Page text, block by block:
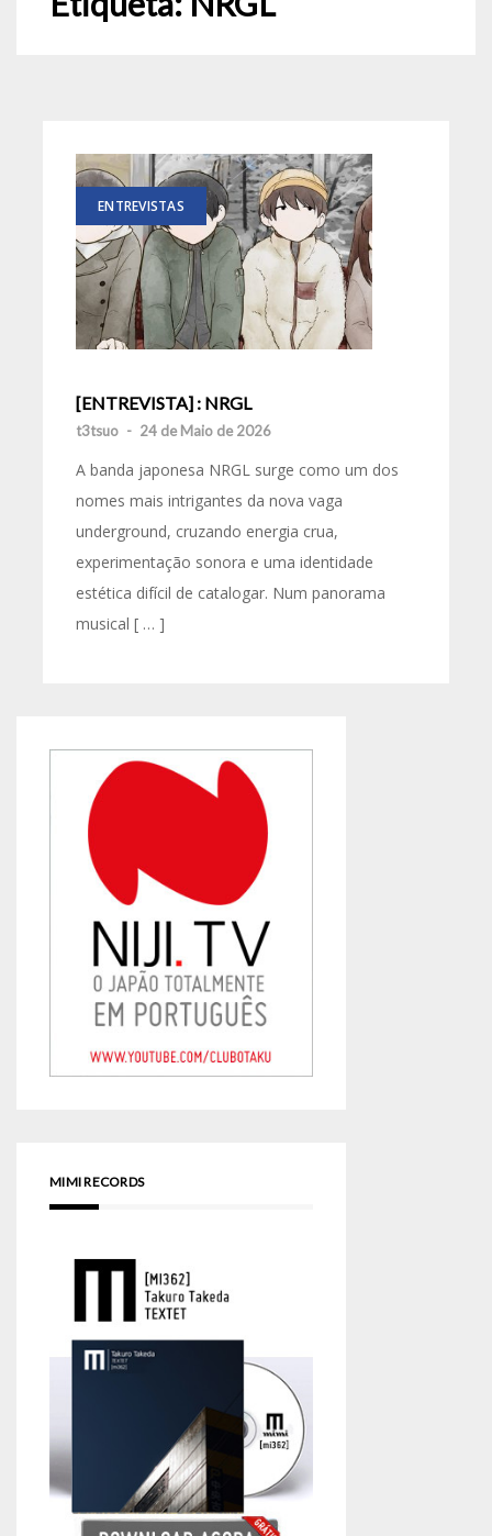
ENTREVISTAS
[ENTREVISTA] : NRGL
t3tsuo - 24 de Maio de 2026
A banda japonesa NRGL surge como um dos
nomes mais intrigantes da nova vaga
underground, cruzando energia crua,
experimentação sonora e uma identidade
estética difícil de catalogar. Num panorama
musical [ … ]
MIMI RECORDS